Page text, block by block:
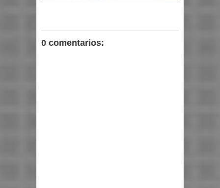
0 comentarios: